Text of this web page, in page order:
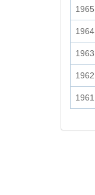
1965
1964
1963
1962
1961